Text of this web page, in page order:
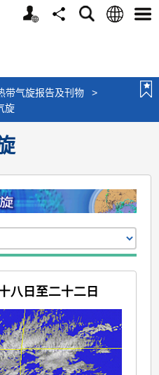
个
分
搜
语
选
带气旋报告及刊物
>
旋
八日至二十二日